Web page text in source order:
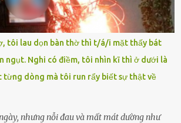
thi tháng 1, quý I, Đường lên đỉnh Olympia
giáo dục, học sinh Chu Ngọc Quang Vinh đã
bài viết của bản thân trên mạng xã hội
hợp nên đã chủ động gỡ bài viết và đăng bài
cá nhân. Chu Ngọc Quang Vinh làm việc
Ảnh: Đơn vị cung...
tôi lau dọn bàn thờ thì t/á/i mặt thấy bát
ngụt. Nghi có điềm, tôi nhìn kĩ thì ở dưới là
từng dòng mà tôi run rẩy biết sự thật về
nhưng nỗi đau và mất mát dường như